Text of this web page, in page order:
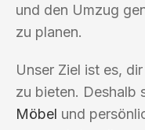
und den Umzug
zu planen.
Unser Ziel ist es,
zu bieten. Deshalb
Möbel und